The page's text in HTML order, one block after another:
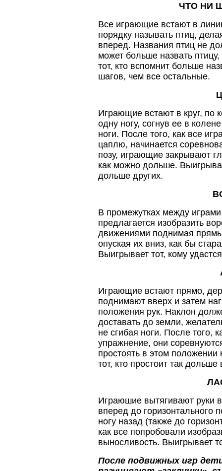
ЧТО НИ
Все играющие встают в
порядку называть птиц,
вперед. Названия птиц не
может больше назвать
тот, кто вспомнит больше
шагов, чем все остальные.
Играющие встают в круг, по
одну ногу, согнув ее в
ноги. После того, как все
цаплю, начинается
позу, играющие закрывают
как можно дольше.
дольше других.
В промежутках между
предлагается изобразить
движениями поднимая
опуская их вниз, как бы
Выигрывает тот, кому
Играющие встают прямо,
поднимают вверх и затем
положения рук. Наклон
доставать до земли,
не сгибая ноги. После того,
упражнение, они
простоять в этом
тот, кто простоит так дольше
Играюшие вытягивают руки
вперед до горизонтального
ногу назад (также до
как все попробовали
выносливость. Выигрывает
После подвижных игр